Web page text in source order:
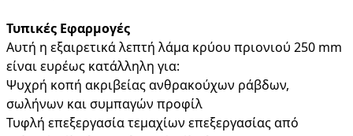
Τυπικές Εφαρμογές
Αυτή η εξαιρετικά λεπτή λάμα κρύου πριονιού 250 mm
είναι ευρέως κατάλληλη για:
Ψυχρή κοπή ακριβείας ανθρακούχων ράβδων,
σωλήνων και συμπαγών προφίλ
Τυφλή επεξεργασία τεμαχίων επεξεργασίας από